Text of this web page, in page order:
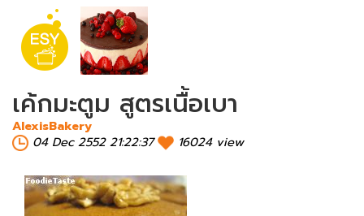
เค้กมะตูม สูตรเนื้อเบา
AlexisBakery
04 Dec 2552 21:22:37
16024 view